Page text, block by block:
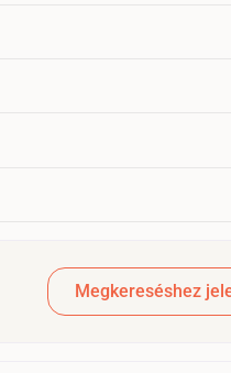
Megkereséshez